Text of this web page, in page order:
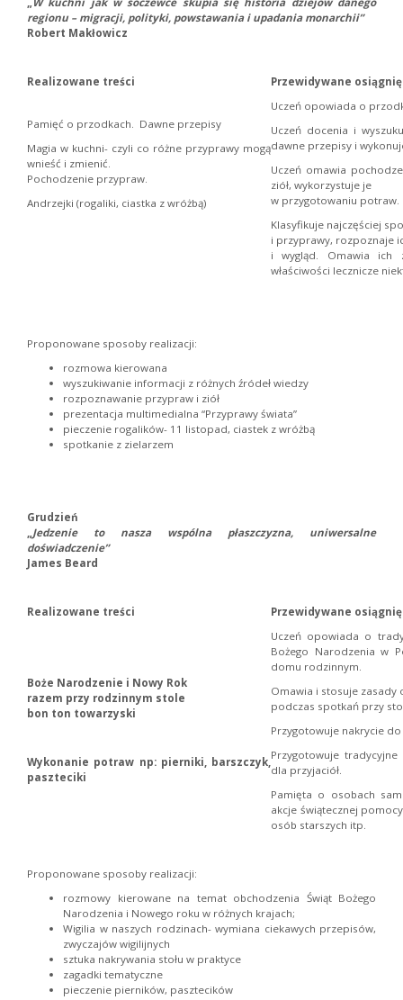
regionu – migracji, polityki, powstawania i upadania monarchii”
Robert Makłowicz
Realizowane treści Przewidywane
Pamięć o przodkach. Dawne przepisy
Magia w kuchni- czyli co różne przyprawy mogą
wnieść i zmienić.
Pochodzenie przypraw.
Andrzejki (rogaliki, ciastka z wróżbą)
Uczeń opowiada o
Uczeń docenia i
dawne przepisy i
Uczeń omawia
ziół, wykorzystuje je
w przygotowaniu potraw.
Klasyfikuje najczęściej
i przyprawy, rozpoznaje
i wygląd. Omawia ich
właściwości lecznicze
Proponowane sposoby realizacji:
rozmowa kierowana
wyszukiwanie informacji z różnych źródeł wiedzy
rozpoznawanie przypraw i ziół
prezentacja multimedialna “Przyprawy świata”
pieczenie rogalików- 11 listopad, ciastek z wróżbą
spotkanie z zielarzem
Grudzień
„Jedzenie to nasza wspólna płaszczyzna, uniwersalne
doświadczenie”
James Beard
Realizowane treści Przewidywane
Boże Narodzenie i Nowy Rok
razem przy rodzinnym stole
bon ton towarzyski
Wykonanie potraw np: pierniki, barszczyk,
paszteciki
Uczeń opowiada o
Bożego Narodzenia w
domu rodzinnym.
Omawia i stosuje
podczas spotkań przy
Przygotowuje nakrycie
Przygotowuje
dla przyjaciół.
Pamięta o osobach
akcje świątecznej
osób starszych itp.
Proponowane sposoby realizacji:
rozmowy kierowane na temat obchodzenia Świąt Bożego
Narodzenia i Nowego roku w różnych krajach;
Wigilia w naszych rodzinach- wymiana ciekawych przepisów,
zwyczajów wigilijnych
sztuka nakrywania stołu w praktyce
zagadki tematyczne
pieczenie pierników, pasztecików